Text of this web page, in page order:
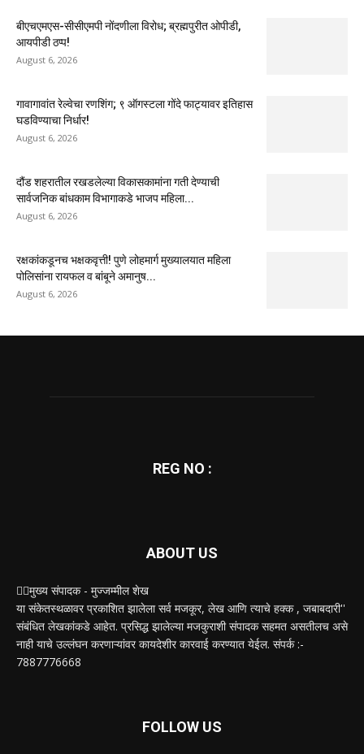
बीएचएमएस-सीसीएमपी नोंदणीला विरोध; ब्रह्मपुरीत ओपीडी,
आयपीडी ठप्प!
August 6, 2026
गावागावांत रेल्वेचा रणशिंग; ९ ऑगस्टला गोंदे फाट्यावर इतिहास
घडविण्याचा निर्धार!
August 6, 2026
दौंड शहरातील रखडलेल्या विकासकामांना गती देण्याची
सार्वजनिक बांधकाम विभागाकडे भाजप महिला...
August 6, 2026
रक्षकांकडूनच भक्षकवृत्ती! पुणे लोहमार्ग मुख्यालयात महिला
पोलिसांना रायफल व बांबूने अमानुष...
August 6, 2026
REG NO :
ABOUT US
✍🏻मुख्य संपादक - मुज्जम्मील शेख
या संकेतस्थळावर प्रकाशित झालेला सर्व मजकूर, लेख आणि त्याचे हक्क , जबाबदारी''
संबंधित लेखकांकडे आहेत. प्रसिद्ध झालेल्या मजकुराशी संपादक सहमत असतीलच असे
नाही याचे उल्लंघन करणाऱ्यांवर कायदेशीर कारवाई करण्यात येईल. संपर्क :-
7887776668
FOLLOW US